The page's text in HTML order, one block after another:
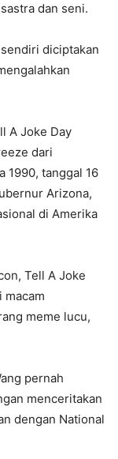
dan seni.
diciptakan
A Joke Day
dari
1990, tanggal 16
Arizona,
di Amerika
Tell A Joke
macam
meme lucu,
pernah
menceritakan
dengan National